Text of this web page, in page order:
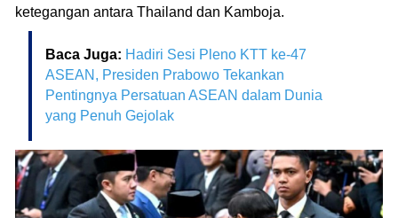
ketegangan antara Thailand dan Kamboja.
Baca Juga: Hadiri Sesi Pleno KTT ke-47
ASEAN, Presiden Prabowo Tekankan
Pentingnya Persatuan ASEAN dalam Dunia
yang Penuh Gejolak